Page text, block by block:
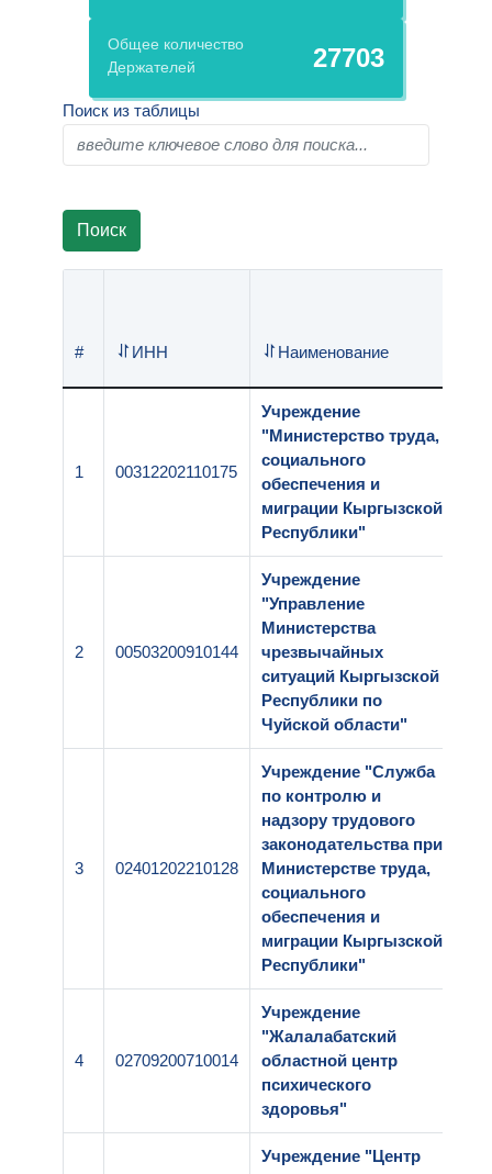
Общее количество
Держателей
27703
Поиск из таблицы
Поиск
# ИНН Наименование
1 00312202110175
Учреждение
"Министерство труда,
социального
обеспечения и
миграции Кыргызской
Республики"
2 00503200910144
Учреждение
"Управление
Министерства
чрезвычайных
ситуаций Кыргызской
Республики по
Чуйской области"
3 02401202210128
Учреждение "Служба
по контролю и
надзору трудового
законодательства при
Министерстве труда,
социального
обеспечения и
миграции Кыргызской
Республики"
4 02709200710014
Учреждение
"Жалалабатский
областной центр
психического
здоровья"
Учреждение "Центр